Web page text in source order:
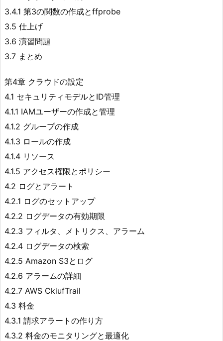
3.4.1 第3の関数の作成とffprobe
3.5 仕上げ
3.6 演習問題
3.7 まとめ
第4章 クラウドの設定
4.1 セキュリティモデルとID管理
4.1.1 IAMユーザーの作成と管理
4.1.2 グループの作成
4.1.3 ロールの作成
4.1.4 リソース
4.1.5 アクセス権限とポリシー
4.2 ログとアラート
4.2.1 ログのセットアップ
4.2.2 ログデータの有効期限
4.2.3 フィルタ、メトリクス、アラーム
4.2.4 ログデータの検索
4.2.5 Amazon S3とログ
4.2.6 アラームの詳細
4.2.7 AWS CkiufTrail
4.3 料金
4.3.1 請求アラートの作り方
4.3.2 料金のモニタリングと最適化